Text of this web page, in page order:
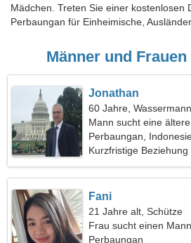
Mädchen. Treten Sie einer kostenlosen
Perbaungan für Einheimische,
Männer und
Jonathan
60 Jahre, Wassermann
Mann sucht eine
Perbaungan,
Kurzfristige Beziehung
Fani
21 Jahre alt, Schütze
Frau sucht einen Mann
Perbaungan